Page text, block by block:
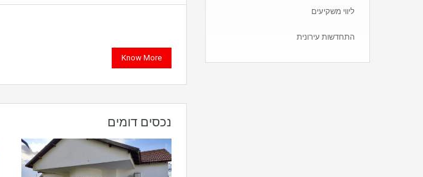
Know More
נכסים דומים
ליווי משקיעים
התחדשות עירונית